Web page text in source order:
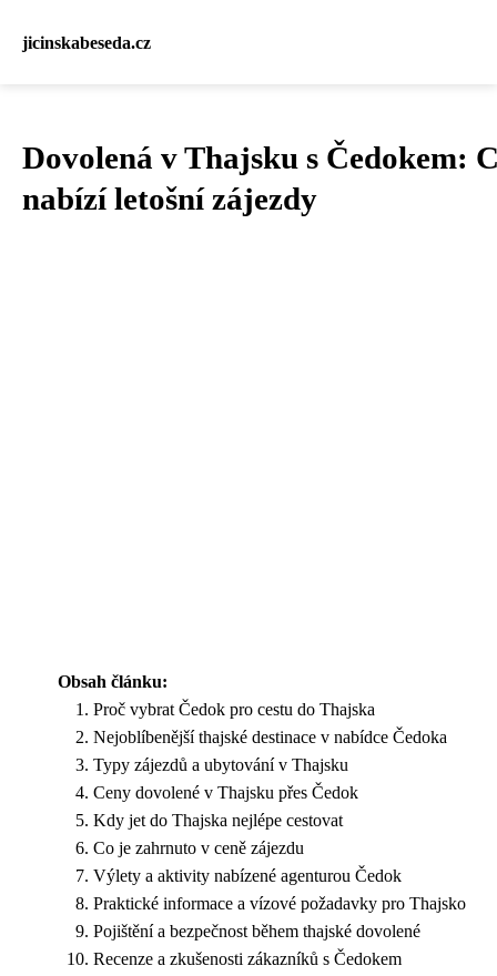
jicinskabeseda.cz
Dovolená v Thajsku s Čedokem:
nabízí letošní zájezdy
Obsah článku:
Proč vybrat Čedok pro cestu do Thajska
Nejoblíbenější thajské destinace v nabídce Čedoka
Typy zájezdů a ubytování v Thajsku
Ceny dovolené v Thajsku přes Čedok
Kdy jet do Thajska nejlépe cestovat
Co je zahrnuto v ceně zájezdu
Výlety a aktivity nabízené agenturou Čedok
Praktické informace a vízové požadavky pro Thajsko
Pojištění a bezpečnost během thajské dovolené
Recenze a zkušenosti zákazníků s Čedokem